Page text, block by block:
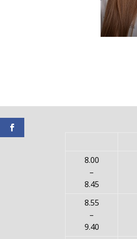
8.00
–
8.45
8.55
–
9.40